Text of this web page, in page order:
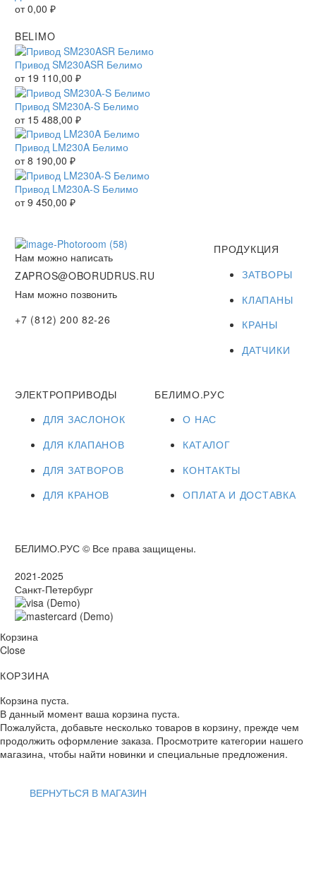
от0,00 ₽
BELIMO
Привод SM230ASR Белимо
от 19 110,00 ₽
Привод SM230A-S Белимо
от 15 488,00 ₽
Привод LM230A Белимо
от8 190,00 ₽
Привод LM230A-S Белимо
от9 450,00 ₽
Нам можно написать
ZAPROS@OBORUDRUS.RU
Нам можно позвонить
+7 (812) 200 82-26
ПРОДУКЦИЯ
ЗАТВОРЫ
КЛАПАНЫ
КРАНЫ
ДАТЧИКИ
ЭЛЕКТРОПРИВОДЫ
ДЛЯ ЗАСЛОНОК
ДЛЯ КЛАПАНОВ
ДЛЯ ЗАТВОРОВ
ДЛЯ КРАНОВ
БЕЛИМО.РУС
О НАС
КАТАЛОГ
КОНТАКТЫ
ОПЛАТА И ДОСТАВКА
БЕЛИМО.РУС © Все права защищены.
2021-2025
Санкт-Петербург
Корзина
Close
КОРЗИНА
Корзина пуста.
В данный момент ваша корзина пуста.
Пожалуйста, добавьте несколько товаров в корзину, прежде чем
продолжить оформление заказа. Просмотрите категории нашего
магазина, чтобы найти новинки и специальные предложения.
ВЕРНУТЬСЯ В МАГАЗИН